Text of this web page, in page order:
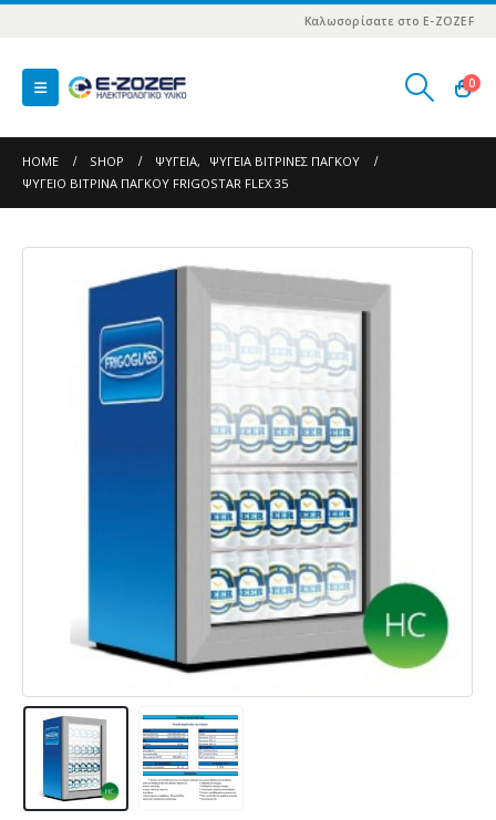
Καλωσορίσατε στο E-ZOZEF
0
HOME SHOP ΨΥΓΕΊΑ,
ΨΥΓΕΊΑ ΒΙΤΡΊΝΕΣ ΠΆΓΚΟΥ
ΨΥΓΕΊΟ ΒΙΤΡΊΝΑ ΠΆΓΚΟΥ FRIGOSTAR FLEX 35